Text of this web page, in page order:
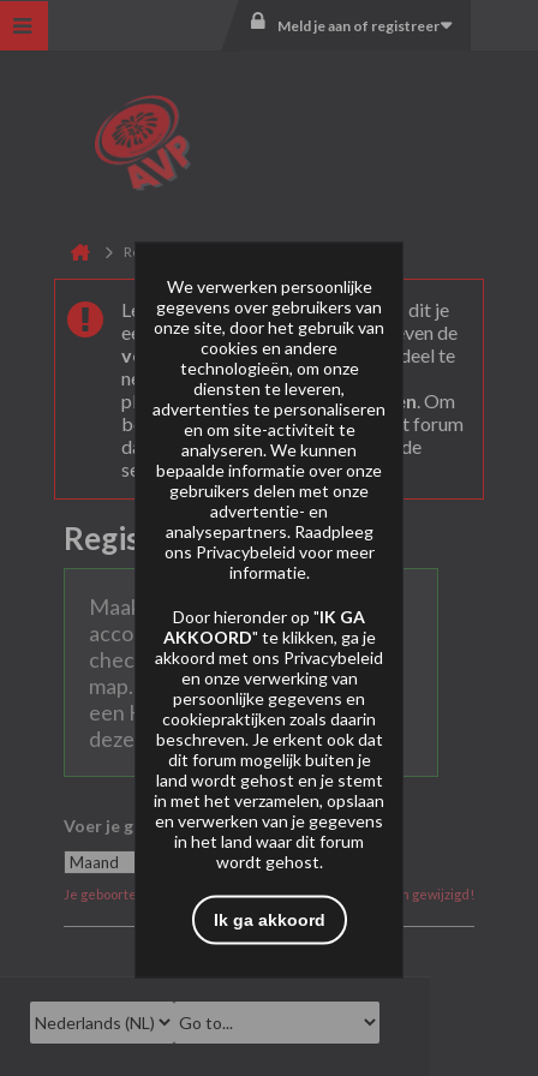
Meld je aan of registreer
Registreer
Leuk dat je ons gevonden hebt! Als dit je
eerste bezoek is bekijk dan eerst even de
veel gestelde vragen. Om actief deel te
nemen en ook berichten te kunnen
plaatsen moet je je eerst registeren. Om
berichten te bekijken, selecteer het forum
dat je wil bezoeken uit onderstaande
selectie.
Registreer
Maak hier een persoonlijk AVP
account aan. Vul alle velden in en
check ook na aanmelden je SPAM
map. Heel soms komen mails met
een Hotmail of Gmail account in
deze map terecht.
Voer je geboortedatum in
Je geboortedatum kan na aanmelding niet meer worden gewijzigd!
We verwerken persoonlijke
gegevens over gebruikers van
onze site, door het gebruik van
cookies en andere
technologieën, om onze
diensten te leveren,
advertenties te personaliseren
en om site-activiteit te
analyseren. We kunnen
bepaalde informatie over onze
gebruikers delen met onze
advertentie- en
analysepartners. Raadpleeg
ons Privacybeleid voor meer
informatie.
Door hieronder op "IK GA
AKKOORD" te klikken, ga je
akkoord met ons Privacybeleid
en onze verwerking van
persoonlijke gegevens en
cookiepraktijken zoals daarin
beschreven. Je erkent ook dat
dit forum mogelijk buiten je
land wordt gehost en je stemt
in met het verzamelen, opslaan
en verwerken van je gegevens
in het land waar dit forum
wordt gehost.
Ik ga akkoord